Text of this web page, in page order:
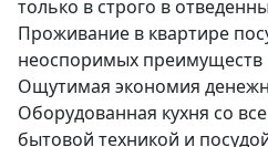
только в строго в
Проживание в квартире
неоспоримых преимуществ
Ощутимая экономия
Оборудованная кухня со
бытовой техникой и